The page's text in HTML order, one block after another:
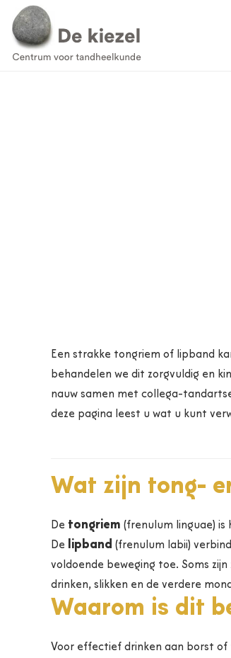
Een strakke tongriem of lipband
behandelen we dit zorgvuldig en
nauw samen met collega-
deze pagina leest u wat u kunt
Wat zijn tong-
De tongriem (frenulum linguae)
De lipband (frenulum labii)
voldoende beweging toe. Soms
drinken, slikken en de verdere
Waarom is dit
Voor effectief drinken aan borst of